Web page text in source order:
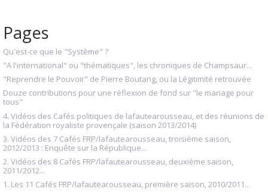
Pages
Qu'est-ce que le "Système" ?
"A l'international" ou "thématiques", les chroniques de Champsaur...
"Reprendre le Pouvoir" de Pierre Boutang, ou la Légitimité retrouvée
Douze contributions pour une réflexion de fond sur "le mariage pour
tous"
4. Vidéos des Cafés politiques de lafautearousseau, et des réunions de
la Fédération royaliste provençale (saison 2013/2014)
3. Vidéos des 7 Cafés FRP/lafautearousseau, troisième saison,
2012/2013 : Enquête sur la République...
2. Vidéos des 8 Cafés FRP/lafautearousseau, deuxième saison,
2011/2012...
1. Les 11 Cafés FRP/lafautearousseau, première saison, 2010/2011...